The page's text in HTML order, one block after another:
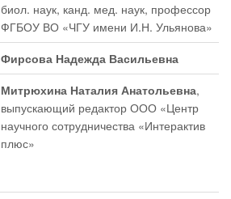
биол. наук, канд. мед. наук, профессор
ФГБОУ ВО «ЧГУ имени И.Н. Ульянова»
Фирсова Надежда Васильевна
Митрюхина Наталия Анатольевна,
выпускающий редактор ООО «Центр
научного сотрудничества «Интерактив
плюс»